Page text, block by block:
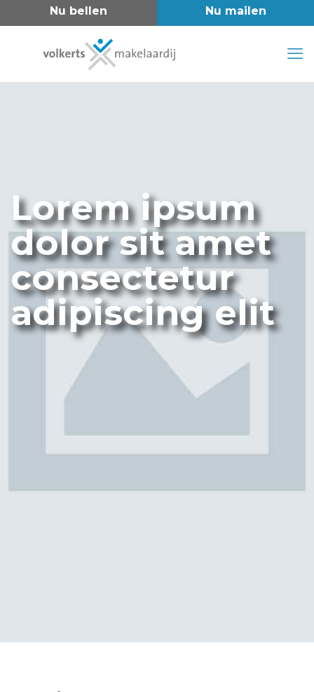
Lorem ipsum
dolor sit amet
consectetur
adipiscing elit